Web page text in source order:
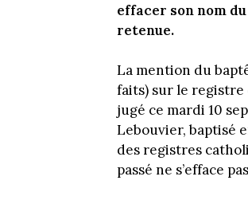
effacer son nom
retenue.
La mention du
faits) sur le registre
jugé ce mardi 10
Lebouvier, baptisé
des registres
passé ne s’efface